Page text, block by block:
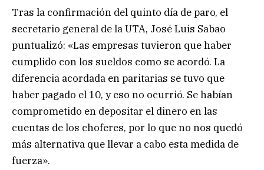
Tras la confirmación del quinto día de paro, el
secretario general de la UTA, José Luis Sabao
puntualizó: «Las empresas tuvieron que haber
cumplido con los sueldos como se acordó. La
diferencia acordada en paritarias se tuvo que
haber pagado el 10, y eso no ocurrió. Se habían
comprometido en depositar el dinero en las
cuentas de los choferes, por lo que no nos quedó
más alternativa que llevar a cabo esta medida de
fuerza».